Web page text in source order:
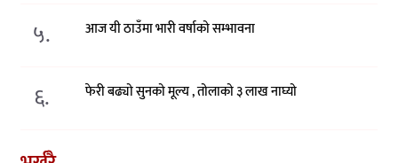
५. आज यी ठाउँमा भारी वर्षाको सम्भावना
६. फेरी बढ्यो सुनको मूल्य , तोलाको ३ लाख नाघ्यो